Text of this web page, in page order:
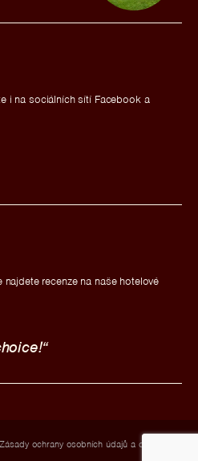
i na sociálních sítí Facebook a
recenze na naše hotelové
Zásady ochrany osobních údajů a cookies